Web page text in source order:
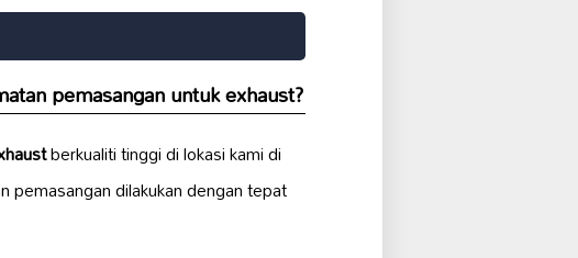
pemasangan untuk exhaust?
berkualiti tinggi di lokasi kami di
pemasangan dilakukan dengan tepat